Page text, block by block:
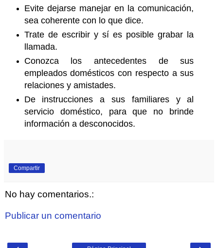
Evite dejarse manejar en la comunicación,
sea coherente con lo que dice.
Trate de escribir y sí es posible grabar la
llamada.
Conozca los antecedentes de sus
empleados domésticos con respecto a sus
relaciones y amistades.
De instrucciones a sus familiares y al
servicio doméstico, para que no brinde
información a desconocidos.
Compartir
No hay comentarios.:
Publicar un comentario